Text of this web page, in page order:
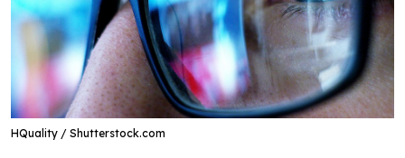
HQuality / Shutterstock.com